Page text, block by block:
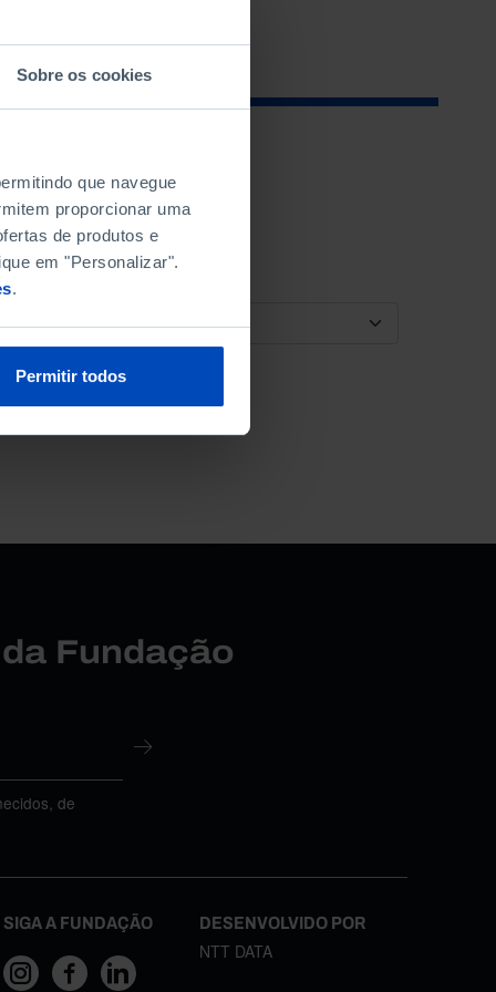
Sobre os cookies
que navegue
proporcionar uma
de produtos e
em "Personalizar".
.
Permitir todos
ORDENAR POR
Fundação
de
SIGA A FUNDAÇÃO DESENVOLVIDO POR
NTT DATA